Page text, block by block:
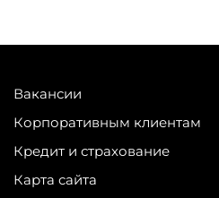
Вакансии
Корпоративным клиентам
Кредит и страхование
Карта сайта